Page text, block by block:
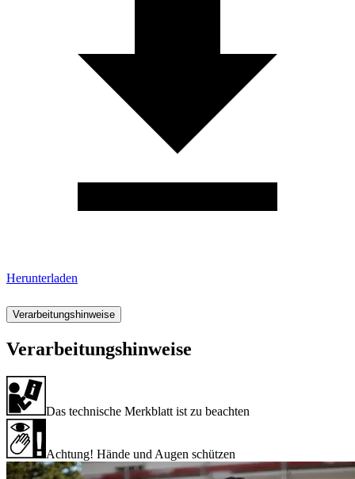
Herunterladen
Verarbeitungshinweise
Verarbeitungshinweise
Das technische Merkblatt ist zu beachten
Achtung! Hände und Augen schützen